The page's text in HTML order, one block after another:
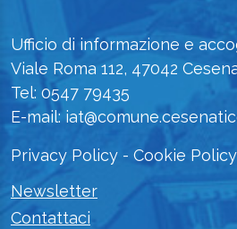
Ufficio di informazione e
Viale Roma 112, 47042
Tel: 0547 79435
E-mail:
Privacy Policy - Cookie Policy
Newsletter
Contattaci